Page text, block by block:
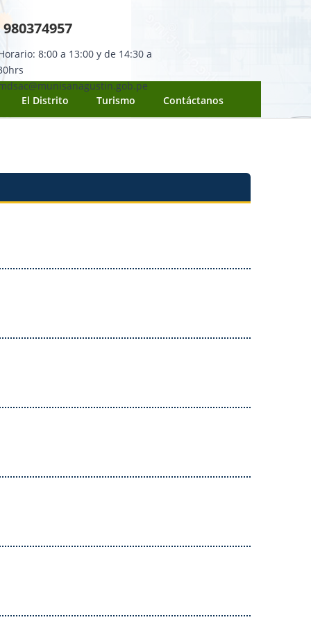
El Distrito Turismo Contáctanos
980374957
8:00 a 13:00 y de 14:30 a